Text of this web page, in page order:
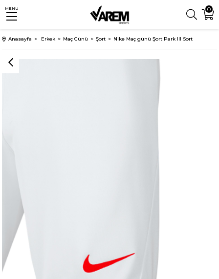
0
MENU
Anasayfa Erkek Maç Günü Şort Nike Maç günü Şort Park III Sort